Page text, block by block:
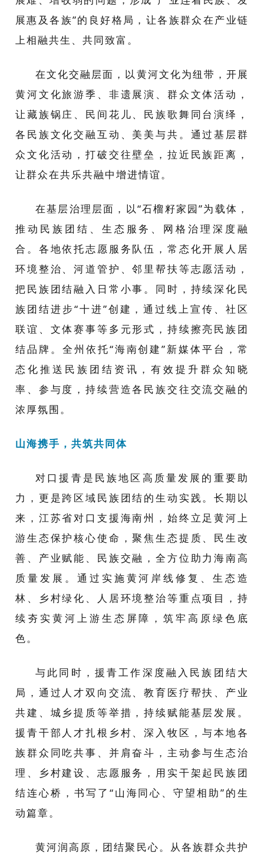
展惠及各族”的良好格局，让各族群众在产业链
上相融共生、共同致富。
在文化交融层面，以黄河文化为纽带，开展
黄河文化旅游季、非遗展演、群众文体活动，
让藏族锅庄、民间花儿、民族歌舞同台演绎，
各民族文化交融互动、美美与共。通过基层群
众文化活动，打破交往壁垒，拉近民族距离，
让群众在共乐共融中增进情谊。
在基层治理层面，以“石榴籽家园”为载体，
推动民族团结、生态服务、网格治理深度融
合。各地依托志愿服务队伍，常态化开展人居
环境整治、河道管护、邻里帮扶等志愿活动，
把民族团结融入日常小事。同时，持续深化民
族团结进步“十进”创建，通过线上宣传、社区
联谊、文体赛事等多元形式，持续擦亮民族团
结品牌。全州依托“海南创建”新媒体平台，常
态化推送民族团结资讯，有效提升群众知晓
率、参与度，持续营造各民族交往交流交融的
浓厚氛围。
山海携手，共筑共同体
对口援青是民族地区高质量发展的重要助
力，更是跨区域民族团结的生动实践。长期以
来，江苏省对口支援海南州，始终立足黄河上
游生态保护核心使命，聚焦生态提质、民生改
善、产业赋能、民族交融，全方位助力海南高
质量发展。通过实施黄河岸线修复、生态造
林、乡村绿化、人居环境整治等重点项目，持
续夯实黄河上游生态屏障，筑牢高原绿色底
色。
与此同时，援青工作深度融入民族团结大
局，通过人才双向交流、教育医疗帮扶、产业
共建、城乡提质等举措，持续赋能基层发展。
援青干部人才扎根乡村、深入牧区，与本地各
族群众同吃共事、并肩奋斗，主动参与生态治
理、乡村建设、志愿服务，用实干架起民族团
结连心桥，书写了“山海同心、守望相助”的生
动篇章。
黄河润高原，团结聚民心。从各族群众共护